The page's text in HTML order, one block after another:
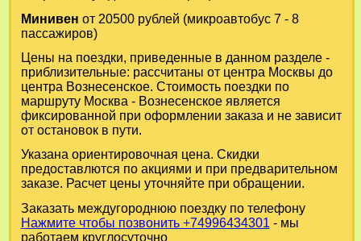
Минивен от 20500 рублей (микроавтобус 7 - 8
пассажиров)
Цены на поездки, приведенные в данном разделе -
приблизительные: рассчитаны от центра Москвы до
центра Вознесенское. Стоимость поездки по
маршруту Москва - Вознесенское является
фиксированной при оформлении заказа и не зависит
от остановок в пути.
Указана ориентировочная цена. Скидки
предоставлются по акциями и при предварительном
заказе. Расчет цены уточняйте при обращении.
Заказать междугороднюю поездку по телефону
Нажмите чтобы позвонить +74996434301 - мы
работаем круглосуточно